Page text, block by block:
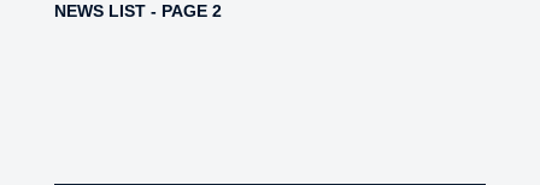
NEWS LIST - PAGE 2